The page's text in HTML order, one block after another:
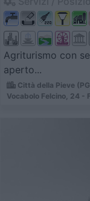
Agriturismo con
aperto...
Città della Pieve
Vocabolo Felcino, 24 -